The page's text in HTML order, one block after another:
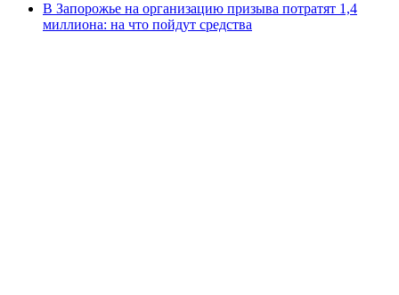
В Запорожье на организацию призыва потратят 1,4
миллиона: на что пойдут средства